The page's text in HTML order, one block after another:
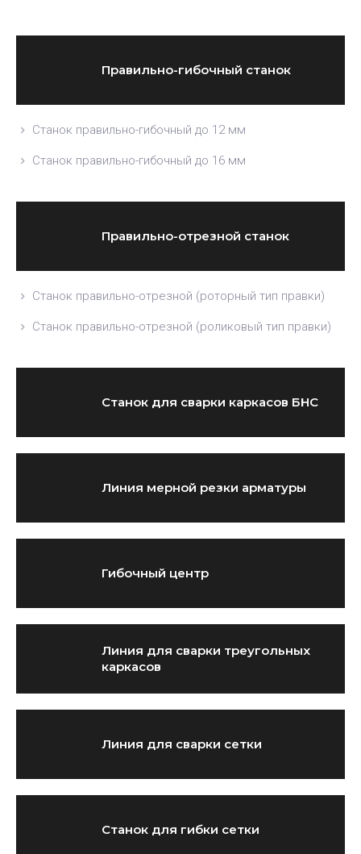
Правильно-гибочный станок
Станок правильно-гибочный до 12 мм
Станок правильно-гибочный до 16 мм
Правильно-отрезной станок
Станок правильно-отрезной (роторный тип правки)
Станок правильно-отрезной (роликовый тип правки)
Станок для сварки каркасов БНС
Линия мерной резки арматуры
Гибочный центр
Линия для сварки треугольных
каркасов
Линия для сварки сетки
Станок для гибки сетки